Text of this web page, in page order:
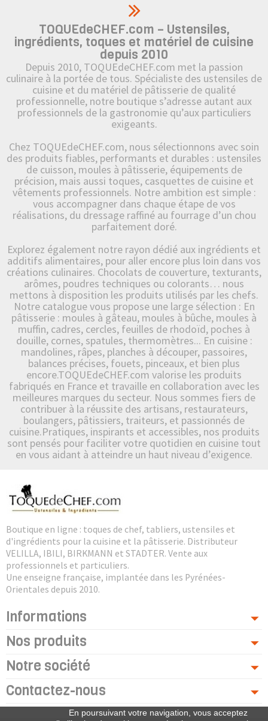
TOQUEdeCHEF.com – Ustensiles,
ingrédients, toques et matériel de cuisine
depuis 2010
Depuis 2010, TOQUEdeCHEF.com met la passion
culinaire à la portée de tous. Spécialiste des ustensiles de
cuisine et du matériel de pâtisserie de qualité
professionnelle, notre boutique s’adresse autant aux
professionnels de la gastronomie qu’aux particuliers
exigeants.
Chez TOQUEdeCHEF.com, nous sélectionnons avec soin
des produits fiables, performants et durables : ustensiles
de cuisson, moules à pâtisserie, équipements de
précision, mais aussi toques, casquettes de cuisine et
vêtements professionnels. Notre ambition est simple :
vous accompagner dans chaque étape de vos
réalisations, du dressage raffiné au fourrage d’un chou
parfaitement doré.
Explorez également notre rayon dédié aux ingrédients et
additifs alimentaires, pour aller encore plus loin dans vos
créations culinaires. Chocolats de couverture, texturants,
arômes, poudres techniques ou colorants… nous
mettons à disposition les produits utilisés par les chefs.
Notre catalogue vous propose une large sélection : En
pâtisserie : moules à gâteau, moules à bûche, moules à
muffin, cadres, cercles, feuilles de rhodoïd, poches à
douille, cornes, spatules, thermomètres... En cuisine :
mandolines, râpes, planches à découper, passoires,
balances précises, fouets, pinceaux, et bien plus
encore.TOQUEdeCHEF.com valorise les produits
fabriqués en France et travaille en collaboration avec les
meilleures marques du secteur. Nous sommes fiers de
contribuer à la réussite des artisans, restaurateurs,
boulangers, pâtissiers, traiteurs, et passionnés de
cuisine.Pratiques, inspirants et accessibles, nos produits
sont pensés pour faciliter votre quotidien en cuisine tout
en vous aidant à atteindre un haut niveau d’exigence.
Boutique en ligne : toques de chef, tabliers, ustensiles et
d'ingrédients pour la cuisine et la pâtisserie. Distributeur
VELILLA, IBILI, BIRKMANN et STADTER. Vente aux
professionnels et particuliers.
Une enseigne française, implantée dans les Pyrénées-
Orientales depuis 2010.
Informations
Nos produits
Notre société
Contactez-nous
En poursuivant votre navigation, vous acceptez